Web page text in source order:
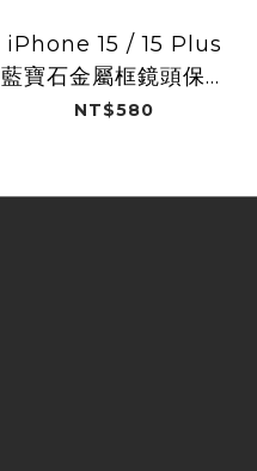
iPhone 15 / 15 Plus
藍寶石金屬框鏡頭保護
貼
NT$580